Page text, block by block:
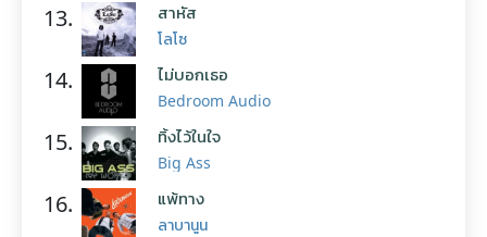
13. สาหัส
โลโซ
14. ไม่บอกเธอ
Bedroom Audio
15. ทิ้งไว้ในใจ
Big Ass
16. แพ้ทาง
ลาบานูน